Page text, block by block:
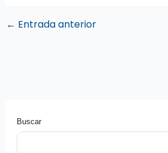
← Entrada anterior
Buscar